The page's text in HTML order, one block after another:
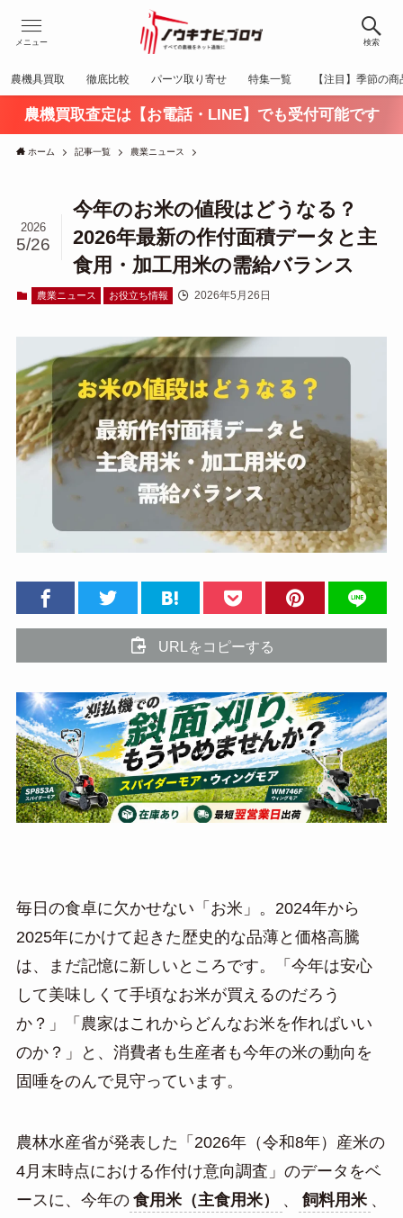
検索
メニュー
農機具買取 徹底比較 パーツ取り寄せ 特集一覧 【注目】季節の商
農機買取査定は【お電話・LINE】でも受付可能です
ホーム 記事一覧 農業ニュース
今年のお米の値段はどうなる？
2026年最新の作付面積データと主
食用・加工用米の需給バランス
2026
5/26
農業ニュース お役立ち情報 2026年5月26日
URLをコピーする
毎日の食卓に欠かせない「お米」。2024年から
2025年にかけて起きた歴史的な品薄と価格高騰
は、まだ記憶に新しいところです。「今年は安心
して美味しくて手頃なお米が買えるのだろう
か？」「農家はこれからどんなお米を作ればいい
のか？」と、消費者も生産者も今年の米の動向を
固唾をのんで見守っています。
農林水産省が発表した「2026年（令和8年）産米の
4月末時点における作付け意向調査」のデータをベ
ースに、今年の 食用米（主食用米） 、 飼料用米 、